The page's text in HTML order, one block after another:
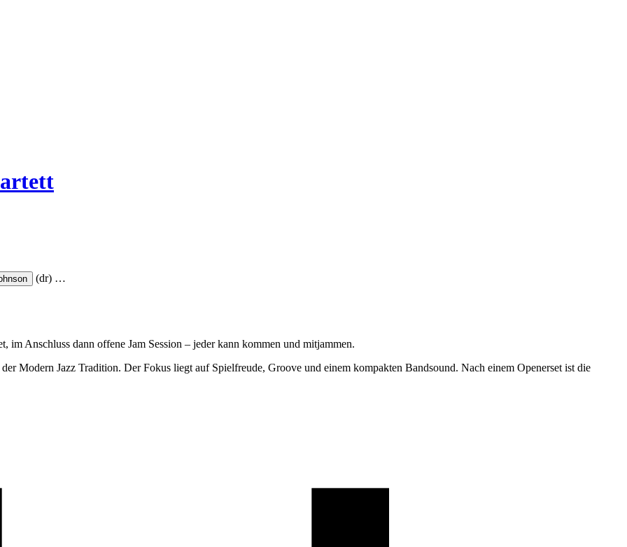
(dr) …
im Anschluss dann offene Jam Session – jeder kann kommen und mitjammen.
Modern Jazz Tradition. Der Fokus liegt auf Spielfreude, Groove und einem kompakten Bandsound. Nach einem Openerset ist die